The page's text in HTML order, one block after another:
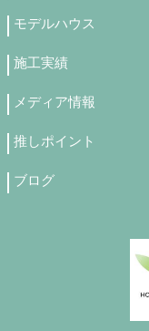
モデルハウス
施工実績
メディア情報
推しポイント
ブログ